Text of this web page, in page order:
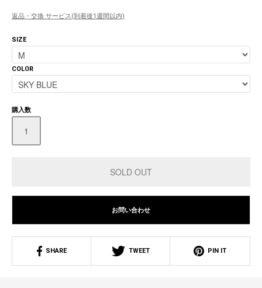
返品・交換 サービス(到着後1週間以内)
SIZE
COLOR
購入数
お問い合わせ
SHARE TWEET PIN IT